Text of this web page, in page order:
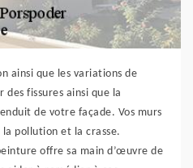
ainsi que les variations de
fissures ainsi que la
de votre façade. Vos murs
pollution et la crasse.
offre sa main d’œuvre de